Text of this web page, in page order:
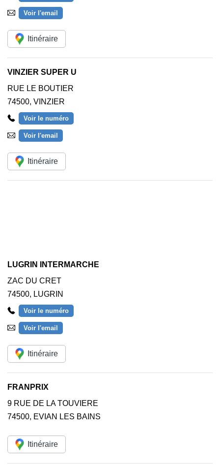
Voir l'email
Itinéraire
VINZIER SUPER U
RUE LE BOUTIER
74500, VINZIER
Voir le numéro
Voir l'email
Itinéraire
LUGRIN INTERMARCHE
ZAC DU CRET
74500, LUGRIN
Voir le numéro
Voir l'email
Itinéraire
FRANPRIX
9 RUE DE LA TOUVIERE
74500, EVIAN LES BAINS
Itinéraire